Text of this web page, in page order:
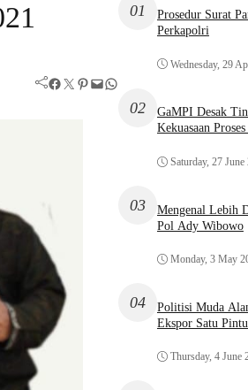
Facebook Twitter Pinterest Mail WhatsApp
01
Prosedur Surat
Perkapolri
Wednesday, 29
02
GaMPI Desak
Kekuasaan
Saturday, 27 June
03
Mengenal Lebih
Pol Ady Wibowo
Monday, 3 May
04
Politisi Muda
Ekspor Satu
Thursday, 4 June